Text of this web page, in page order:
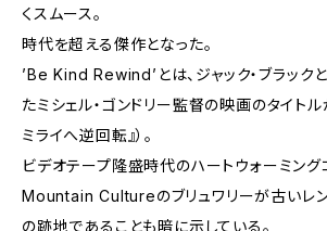
くスムース。
時代を超える傑作となった。
’Be Kind Rewind’とは、ジャック・ブラック
たミシェル・ゴンドリー監督の映画のタイトル
ミライへ逆回転』）。
ビデオテープ隆盛時代のハートウォーミング
Mountain Cultureのブリュワリーが古いレ
の跡地であることも暗に示している。